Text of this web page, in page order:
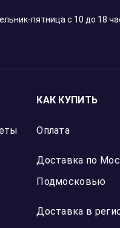
пятница с 10 до 18
КАК КУПИТЬ
Оплата
Доставка по
Подмосковью
Доставка в